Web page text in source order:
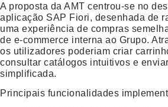
A proposta da AMT centrou-se no
aplicação SAP Fiori, desenhada de
uma experiência de compras
de e-commerce interna ao Grupo.
os utilizadores poderiam criar
consultar catálogos intuitivos e
simplificada.
Principais funcionalidades